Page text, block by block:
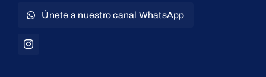
Únete a nuestro canal WhatsApp